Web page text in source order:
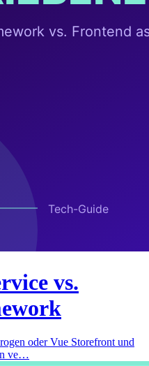
vs.
oder Vue Storefront und
ve…